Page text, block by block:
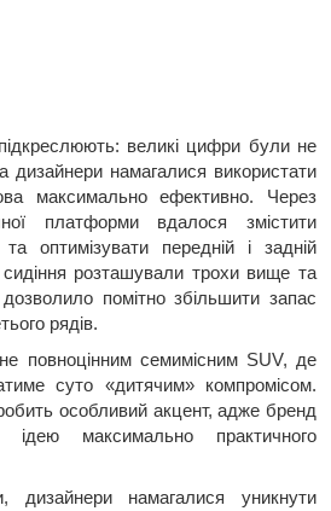
великі цифри були не
дизайнери намагалися використати
максимально ефективно. Через
платформи вдалося змістити
оптимізувати передній і задній
розташували трохи вище та
помітно збільшити запас
рядів.
повноцінним семимісним SUV, де
суто «дитячим» компромісом.
особливий акцент, адже бренд
ідею максимально практичного
дизайнери намагалися уникнути